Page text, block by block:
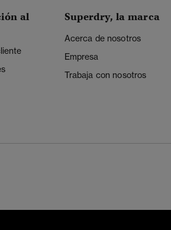
al
Superdry, la marca
Acerca de nosotros
Empresa
Trabaja con nosotros